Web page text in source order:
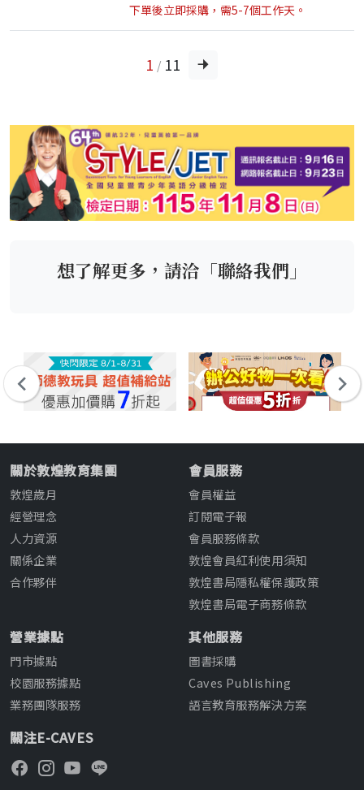
下單後立即採購，需5-7個工作天。
1 / 11
想了解更多，請洽「聯絡我們」
關於敦煌教育集團
敦煌歲月
經營理念
人力資源
關係企業
合作夥伴
會員服務
會員權益
訂閱電子報
會員服務條款
敦煌會員紅利使用須知
敦煌書局隱私權保護政策
敦煌書局電子商務條款
營業據點
門市據點
校園服務據點
業務團隊服務
其他服務
圖書採購
Caves Publishing
語言教育服務解決方案
關注E-CAVES